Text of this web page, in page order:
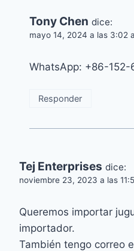
Tony Chen dice:
mayo 14, 2024 a las 3:02
WhatsApp: +86-
Responder
Tej Enterprises dice:
noviembre 23, 2023 a las
Queremos importar
importador.
También tengo correo